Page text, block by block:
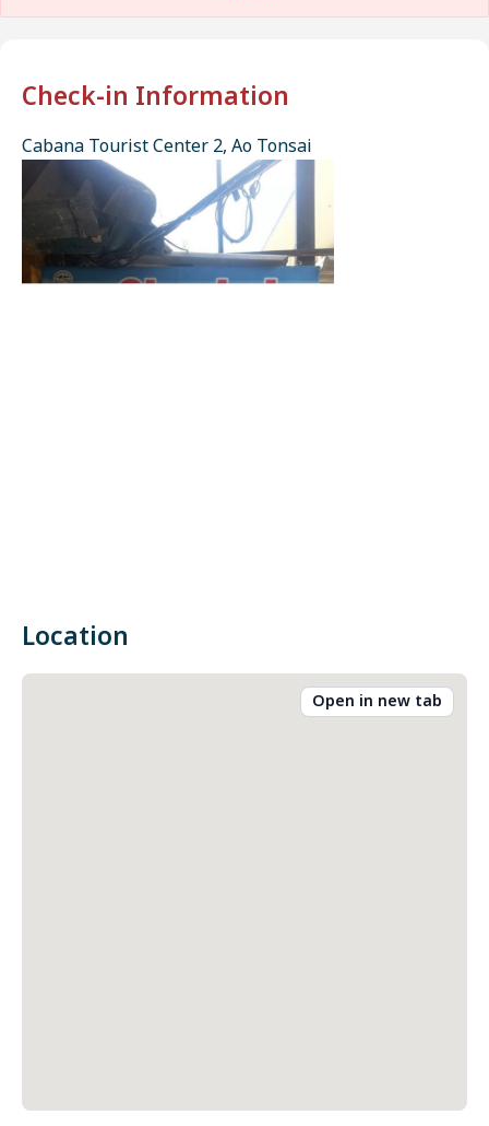
Check-in Information
Cabana Tourist Center 2, Ao Tonsai
Location
Open in new tab